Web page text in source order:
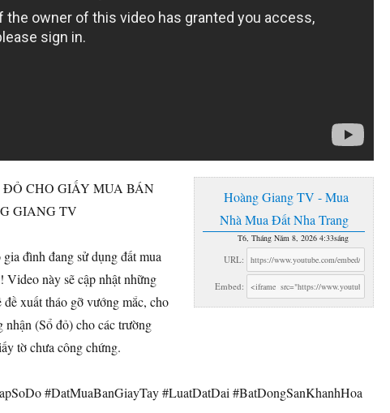
Hoàng Giang TV - Mua
Nhà Mua Đất Nha Trang
T6, Tháng Năm 8, 2026 4:33sáng
URL:
Embed:
CHO GIẤY MUA BÁN
GIANG TV
đình đang sử dụng đất mua
Video này sẽ cập nhật những
xuất tháo gỡ vướng mắc, cho
nhận (Sổ đỏ) cho các trường
tờ chưa công chứng.
#DatMuaBanGiayTay #LuatDatDai #BatDongSanKhanhHoa